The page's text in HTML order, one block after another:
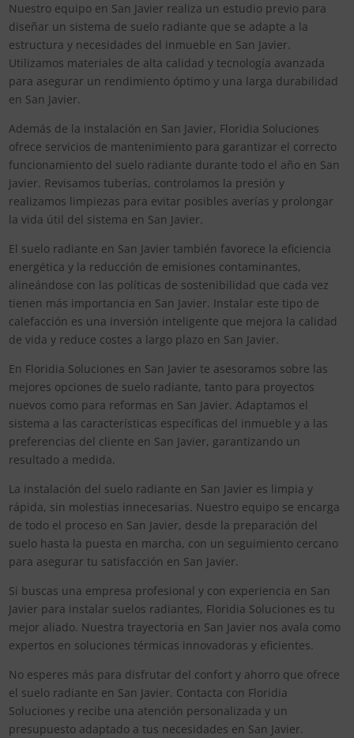
Nuestro equipo en San Javier realiza un estudio previo para
diseñar un sistema de suelo radiante que se adapte a la
estructura y necesidades del inmueble en San Javier.
Utilizamos materiales de alta calidad y tecnología avanzada
para asegurar un rendimiento óptimo y una larga durabilidad
en San Javier.
Además de la instalación en San Javier, Floridia Soluciones
ofrece servicios de mantenimiento para garantizar el correcto
funcionamiento del suelo radiante durante todo el año en San
Javier. Revisamos tuberías, controlamos la presión y
realizamos limpiezas para evitar posibles averías y prolongar
la vida útil del sistema en San Javier.
El suelo radiante en San Javier también favorece la eficiencia
energética y la reducción de emisiones contaminantes,
alineándose con las políticas de sostenibilidad que cada vez
tienen más importancia en San Javier. Instalar este tipo de
calefacción es una inversión inteligente que mejora la calidad
de vida y reduce costes a largo plazo en San Javier.
En Floridia Soluciones en San Javier te asesoramos sobre las
mejores opciones de suelo radiante, tanto para proyectos
nuevos como para reformas en San Javier. Adaptamos el
sistema a las características específicas del inmueble y a las
preferencias del cliente en San Javier, garantizando un
resultado a medida.
La instalación del suelo radiante en San Javier es limpia y
rápida, sin molestias innecesarias. Nuestro equipo se encarga
de todo el proceso en San Javier, desde la preparación del
suelo hasta la puesta en marcha, con un seguimiento cercano
para asegurar tu satisfacción en San Javier.
Si buscas una empresa profesional y con experiencia en San
Javier para instalar suelos radiantes, Floridia Soluciones es tu
mejor aliado. Nuestra trayectoria en San Javier nos avala como
expertos en soluciones térmicas innovadoras y eficientes.
No esperes más para disfrutar del confort y ahorro que ofrece
el suelo radiante en San Javier. Contacta con Floridia
Soluciones y recibe una atención personalizada y un
presupuesto adaptado a tus necesidades en San Javier.